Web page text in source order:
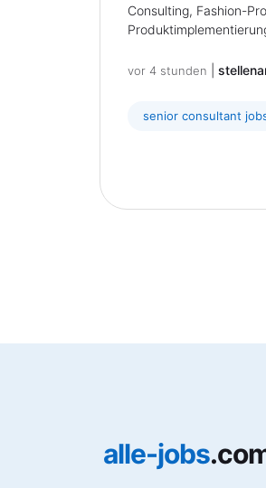
Consulting, Fashion-
vor 4 stunden
senior consultant
alle-jobs